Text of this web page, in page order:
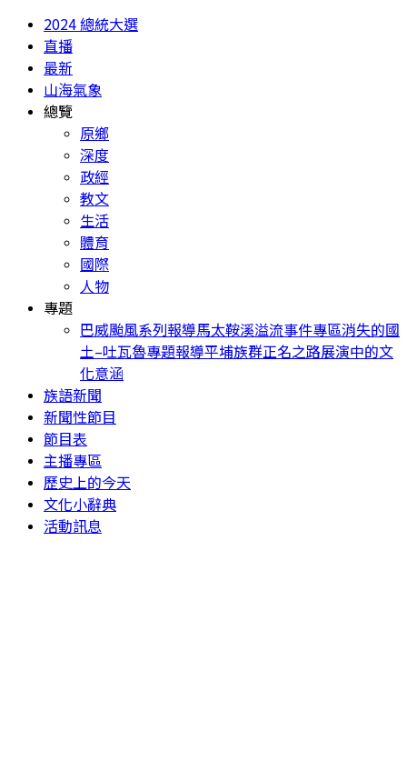
2024 總統大選
直播
最新
山海氣象
總覽
原鄉
深度
政經
教文
生活
體育
國際
人物
專題
巴威颱風系列報導馬太鞍溪溢流事件專區消失的國
土–吐瓦魯專題報導平埔族群正名之路展演中的文
化意涵
族語新聞
新聞性節目
節目表
主播專區
歷史上的今天
文化小辭典
活動訊息